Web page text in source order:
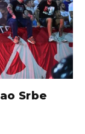
Srbe